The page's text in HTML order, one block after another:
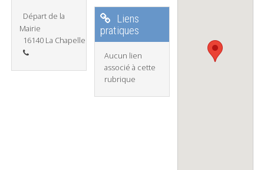
Départ de la
Mairie
16140 La Chapelle
Liens
pratiques
Aucun lien
associé à cette
rubrique